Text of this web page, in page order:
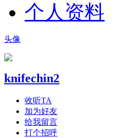
个人资料
头像
knifechin2
收听TA
加为好友
给我留言
打个招呼